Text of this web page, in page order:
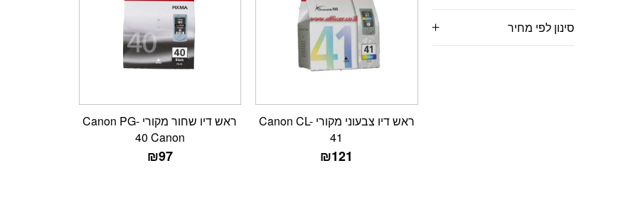
סינון לפי מחיר
ראש דיו צבעוני מקורי Canon CL-
41
₪121
ראש דיו שחור מקורי Canon PG-
40 Canon
₪97